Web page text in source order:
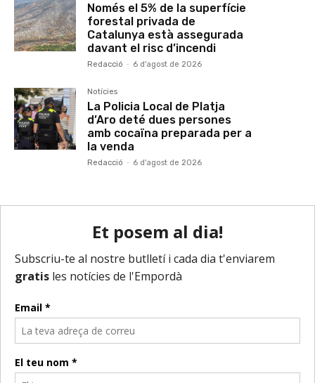
Només el 5% de la superfície
forestal privada de
Catalunya està assegurada
davant el risc d’incendi
Redacció - 6 d'agost de 2026
Notícies
La Policia Local de Platja
d’Aro deté dues persones
amb cocaïna preparada per a
la venda
Redacció - 6 d'agost de 2026